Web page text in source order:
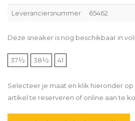
Leveranciersnummer 65462
Deze sneaker is nog beschikbaar in
37½ 38½ 41
Selecteer je maat en klik hieronder
artikel te reserveren of online aan te